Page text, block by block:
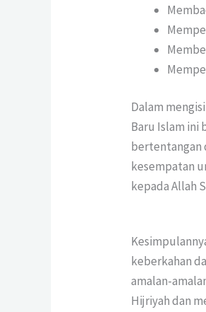
Dalam
Baru Islam ini
bertentangan
kesempatan
kepada Allah
keberkahan
amalan-
Hijriyah dan